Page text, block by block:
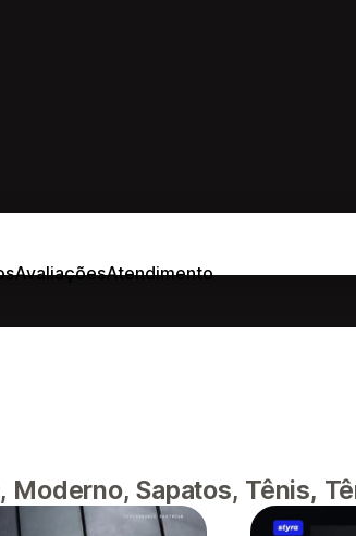
AvaliaçõesAtendimento
Moderno, Sapatos, Tênis,